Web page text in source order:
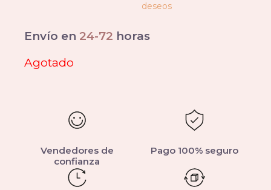
deseos
Envío en 24-72 horas
Agotado
Vendedores de
confianza
Pago 100% seguro